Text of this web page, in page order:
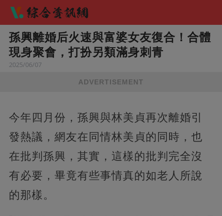
孫興離婚后火速與富婆女友復合！合體
現身聚會，打扮另類滿身刺青
2025/06/07
ADVERTISEMENT
今年四月份，孫興與林美貞再次離婚引
發熱議，網友在同情林美貞的同時，也
在批判孫興，其實，這樣的批判完全沒
有必要，畢竟有些事情真的如老人所說
的那樣。